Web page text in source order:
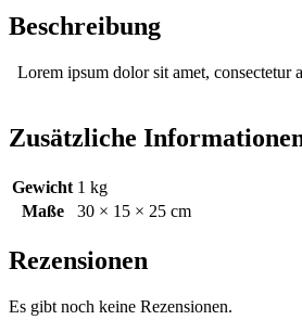
Beschreibung
Lorem ipsum dolor sit amet, consectetur
Zusätzliche
Gewicht 1 kg
Maße
30 × 15 × 25 cm
Rezensionen
Es gibt noch keine Rezensionen.